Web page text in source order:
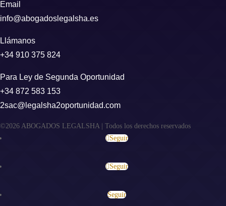
Email
info@abogadoslegalsha.es
Llámanos
+34 910 375 824
Para Ley de Segunda Oportunidad
+34 872 583 153
2sac@legalsha2oportunidad.com
©2026 ABOGADOS LEGALSHA | Todos los derechos reservados
Seguir
Seguir
Seguir